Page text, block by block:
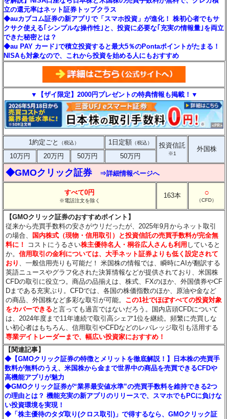
立の還元率はネット証券トップクラス
◆auカブコム証券の新アプリで「スマホ投資」が進化！ 株初心者でもサ
クサク使える｢シンプルな操作性｣と、投資に必要な｢充実の情報量｣を両立
できた秘密とは？
◆au PAY カード｣で積立投資すると最大5％のPontaポイントがたまる！
NISAも対象なので、これから投資を始める人にもおすすめ
▼【ザイ限定】2000円プレゼントの特典情報も掲載！▼
1約定ごと （税込） 1日定額 （税込） 投資信託
※1
外国株
10万円
20万円 50万円 50万円
◆GMOクリック証券 ⇒詳細情報ページへ
すべて0円
※電話注文を除く
163本 ○
（CFD）
【GMOクリック証券のおすすめポイント】
従来から売買手数料の安さがウリだったが、2025年9月からネット取引
の場合、
国内株式（現物・信用取引）と投資信託の売買手数料が完全無
料に！
コストにうるさい株主優待名人・桐谷広人さんも利用 していると
か。信用取引の金利については、大手ネット証券よりも低く設定されて
おり 、一般信用売りも可能だ！ 米国株の情報では、瞬時にAIが翻訳する
英語ニュースやグラフ化された決算情報などが提供されており、米国株
CFDの取引に役立つ。商品の品揃えは、株式、FXのほか、外国債券やCF
Dまである充実ぶり。CFDでは、各国の株価指数のほか、原油や金など
の商品、外国株など多彩な取引が可能。 この1社でほぼすべての投資対象
をカバーできる と言っても過言ではないだろう。国内店頭CFDについて
は、2024年度まで11年連続で取引高シェア1位を継続。頻繁に売買しな
い初心者はもちろん、信用取引やCFDなどのレバレッジ取引も活用する
専業デイトレーダーまで、幅広い投資家におすすめ！
【関連記事】
◆【GMOクリック証券の特徴とメリットを徹底解説！】日本株の売買手
数料が無料のうえ、米国株から金まで世界中の商品を売買できるCFDや
高機能アプリが魅力
◆GMOクリック証券が“業界最安値水準”の売買手数料を維持できる2つ
の理由とは？ 機能充実の新アプリのリリースで、スマホでもPCに負けな
い投資環境を実現！
◆「株主優待のタダ取り(クロス取引)」で得するなら、GMOクリック証